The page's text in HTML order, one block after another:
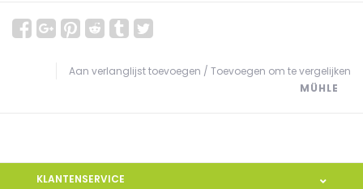
Aan verlanglijst toevoegen / Toevoegen om te vergelijken
MÜHLE
KLANTENSERVICE